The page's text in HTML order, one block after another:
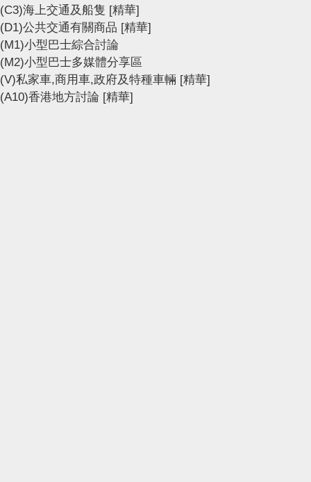
(C3)海上交通及船隻 [精華]
(D1)公共交通有關商品 [精華]
(M1)小型巴士綜合討論
(M2)小型巴士多媒體分享區
(V)私家車,商用車,政府及特種車輛 [精華]
(A10)香港地方討論 [精華]